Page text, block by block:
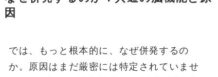
因
では、もっと根本的に、なぜ併発するの
か。原因はまだ厳密には特定されていませ